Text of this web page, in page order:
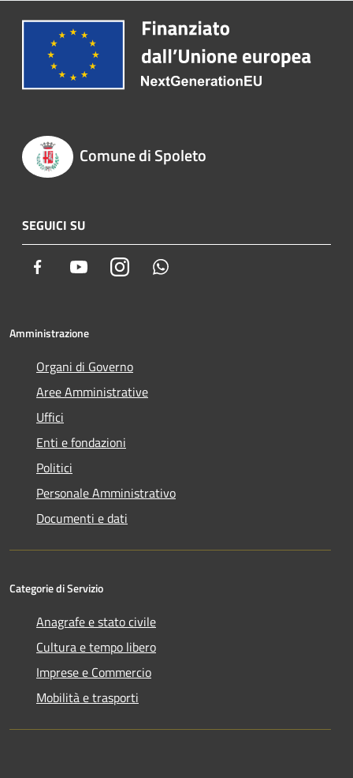
Comune di Spoleto
SEGUICI SU
Facebook YoutubeInstagram
Amministrazione
Organi di Governo
Aree Amministrative
Uffici
Enti e fondazioni
Politici
Personale Amministrativo
Documenti e dati
Categorie di Servizio
Anagrafe e stato civile
Cultura e tempo libero
Imprese e Commercio
Mobilità e trasporti